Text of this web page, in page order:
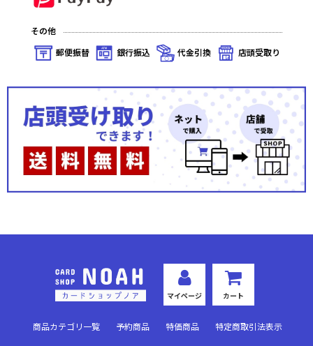
その他
郵便振替
銀行振込 代金引換 店頭受取り
マイページ カート
商品カテゴリ一覧 予約商品 特価商品 特定商取引法表示